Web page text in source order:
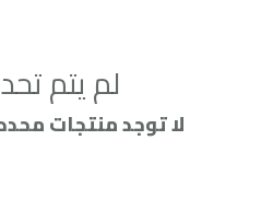
لم يتم
لا توجد منتجات